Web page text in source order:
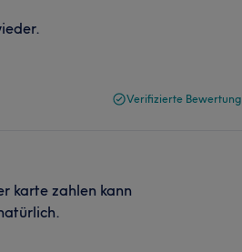
Verifizierte Bewertung
karte zahlen kann